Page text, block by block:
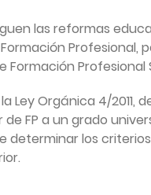
las reformas
Profesional,
Formación Profesional
Orgánica 4/2011,
FP a un grado
determinar los